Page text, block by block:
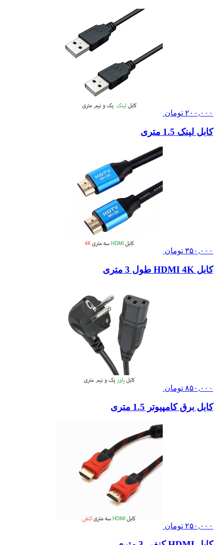
۲۰۰,۰۰۰ تومان
کابل لینک 1.5 متری
۳۵۰,۰۰۰ تومان
کابل HDMI 4K طول 3 متری
۸۵۰,۰۰۰ تومان
کابل برق کامپیوتر 1.5 متری
۲۵۰,۰۰۰ تومان